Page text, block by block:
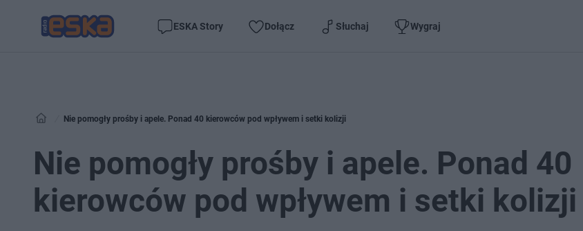
ESKA Story Dołącz Słuchaj Wygraj
Nie pomogły prośby i apele. Ponad 40 kierowców pod wpływem i setki kolizji
Nie pomogły prośby i apele. Ponad 40
kierowców pod wpływem i setki kolizji